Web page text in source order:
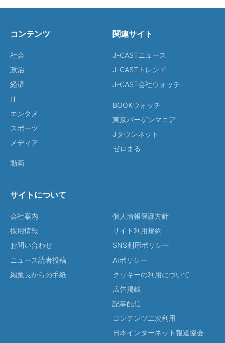
コンテンツ
社会
政治
経済
IT
エンタメ
スポーツ
メディア
動画
関連サイト
J-CASTニュース
J-CASTトレンド
J-CAST会社ウォッチ
BOOKウォッチ
東京バーゲンマニア
Jタウンネット
ゼロまる
サイトについて
会社案内
採用情報
お問い合わせ
ニュース読者投稿
編集長からの手紙
個人情報保護方針
サイト利用規約
SNS利用ポリシー
AIポリシー
クッキーの利用について
広告掲載
記事配信
コンテンツ二次利用
日本インターネット報道協会